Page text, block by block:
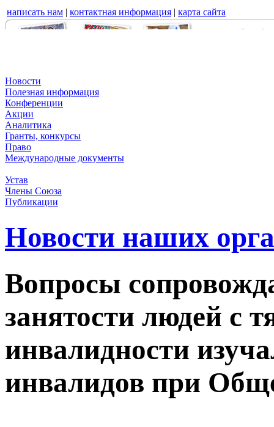
написать нам | контактная информация | карта сайта
Новости
Полезная информация
Конференции
Акции
Аналитика
Гранты, конкурсы
Право
Международные документы
Устав
Члены Союза
Публикации
Новости наших
Вопросы
занятости людей с
инвалидности
инвалидов при